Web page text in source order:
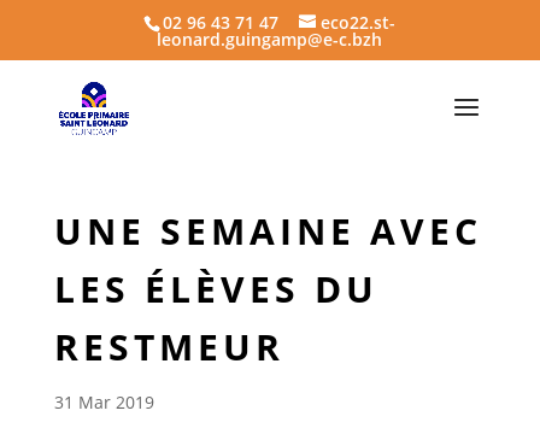
02 96 43 71 47 eco22.st-
leonard.guingamp@e-c.bzh
UNE SEMAINE AVEC
LES ÉLÈVES DU
RESTMEUR
31 Mar 2019